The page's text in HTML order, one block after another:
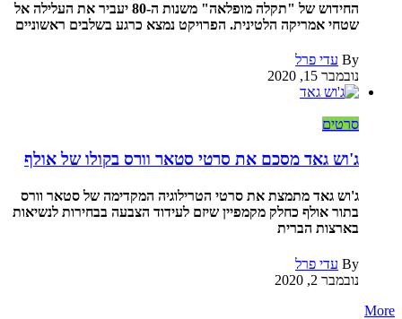
החידוש של "תקלה מופלאה" משנות ה-80 יעביר את העלילה אל
שטחי אמריקה הלטינית. הפרויקט נמצא כרגע בשלבים ראשוניים
By עדי פרל
נובמבר 15, 2020
סרטים
ג'וש גאד מסכם את סרטי סטאר וורס בקולו של אולף
ג'וש גאד מתמצת את סרטי הטרילוגיה המקדימה של סטאר וורס
בתור אולף כחלק מקמפיין שיזם לעידוד הצבעה בבחירות לנשיאות
בארצות הברית
By עדי פרל
נובמבר 2, 2020
More